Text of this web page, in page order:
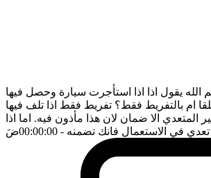
الله يقول اذا اذا استأجرت سيارة وحصل فيها
ام بالتفريط فقط؟ تفريط فقط اذا تلف فيها
المتعدي الا ضمان لان هذا مأذون فيه. اما اذا
في الاستعمال فانك تضمنه - 00:00:00 ضَ